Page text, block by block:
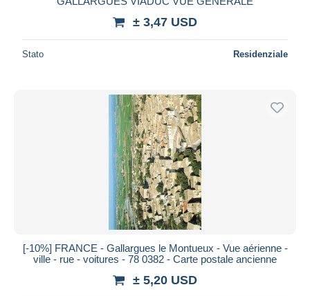
± 3,47 USD
Stato Residenziale
[-10%] FRANCE - Gallargues le Montueux - Vue aérienne -
ville - rue - voitures - 78 0382 - Carte postale ancienne
± 5,20 USD